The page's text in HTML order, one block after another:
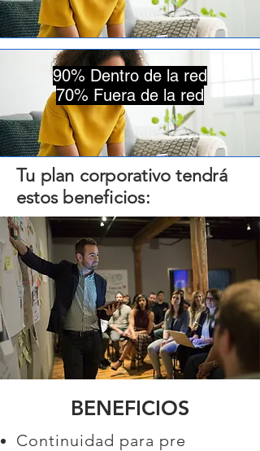
90% Dentro de la red
70% Fuera de la red
Tu plan corporativo tendrá
estos beneficios:
BENEFICIOS
Continuidad para pre